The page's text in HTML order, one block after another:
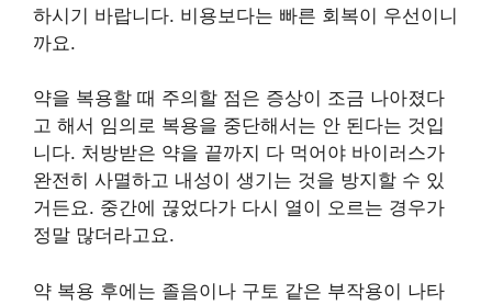
하시기 바랍니다. 비용보다는 빠른 회복이 우선이니
까요.
약을 복용할 때 주의할 점은 증상이 조금 나아졌다
고 해서 임의로 복용을 중단해서는 안 된다는 것입
니다. 처방받은 약을 끝까지 다 먹어야 바이러스가
완전히 사멸하고 내성이 생기는 것을 방지할 수 있
거든요. 중간에 끊었다가 다시 열이 오르는 경우가
정말 많더라고요.
약 복용 후에는 졸음이나 구토 같은 부작용이 나타